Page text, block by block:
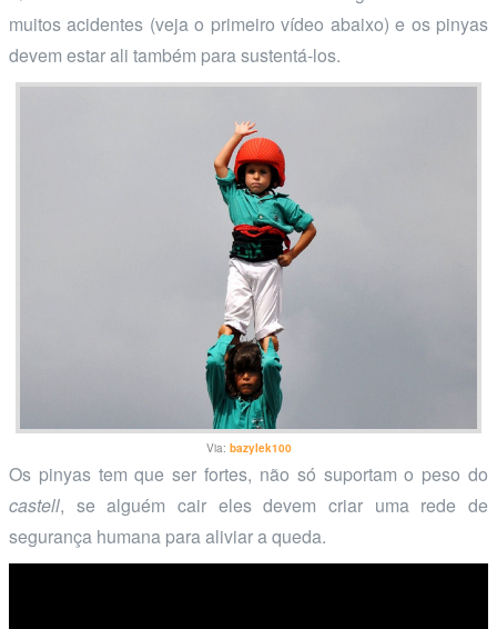
muitos acidentes (veja o primeiro vídeo abaixo) e os pinyas
devem estar ali também para sustentá-los.
Via: bazylek100
Os pinyas tem que ser fortes, não só suportam o peso do
castell, se alguém cair eles devem criar uma rede de
segurança humana para aliviar a queda.